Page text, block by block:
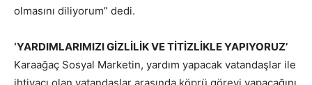
olmasını diliyorum” dedi.
‘YARDIMLARIMIZI GİZLİLİK VE TİTİZLİKLE YAPIYORUZ’
Karaağaç Sosyal Marketin, yardım yapacak vatandaşlar ile